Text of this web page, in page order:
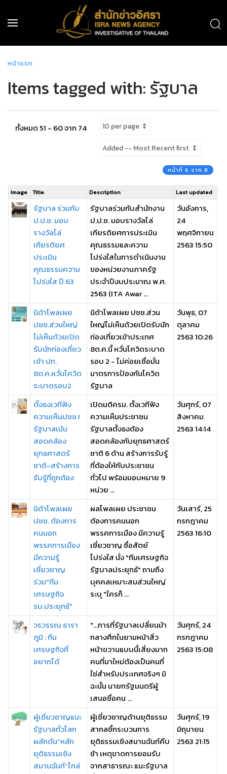
หน้าแรก
Items tagged with: รัฐบาล
ทั้งหมด 51 - 60 จาก 74
หน้าที่ 6 จาก 8
Image Title Description Last updated
รัฐบาล ร่วมกับ
ป.ป.ช. มอบ
รางวัลโล่
เกียรติยศ
ประเมิน
คุณธรรมความ
โปร่งใส ปี 63
รัฐบาลร่วมกับสำนักงาน
ป.ป.ช. มอบรางวัลโล่
เกียรติยศการประเมิน
คุณธรรมและความ
โปร่งใสในการดำเนินงาน
ของหน่วยงานภาครัฐ
ประจำปีงบประมาณ พ.ศ.
2563 (ITA Awar ...
วันอังคาร,
24
พฤศจิกายน
2563 15:50
นิด้าโพลเผย
ปชช.ส่วนใหญ่
ไม่เห็นด้วยเปิด
รับนักท่องเที่ยว
เข้า ปท.
8ต.ค.หวั่นโควิด
ระบาดรอบ2
นิด้าโพลเผย ปชช.ส่วน
ใหญ่ไม่เห็นด้วยเปิดรับนัก
ท่องเที่ยวเข้าประเทศ
8ต.ค.นี้ หวั่นโควิดระบาด
รอบ 2 - ไม่ค่อยเชื่อมั่น
มาตรการป้องกันโควิด
รัฐบาล
วันพุธ, 07
ตุลาคม
2563 10:26
ตั้งธงเวทีฟัง
ความเห็นปชช.!
รัฐบาลเน้น
สอดคล้อง
ยุทธศาสตร์
ชาติ-สร้างการ
รับรู้ที่ถูกต้อง
เปิดมติครม. ตั้งเวทีฟัง
ความเห็นประชาชน
รัฐบาลตั้งธงต้อง
สอดคล้องกับยุทธศาสตร์
ชาติ 6 ด้าน สร้างการรับรู้
ที่ต้องให้กับประชาชน
ทั่วไป พร้อมมอบหมาย 9
หน่วย ...
วันศุกร์, 07
สิงหาคม
2563 14:14
นิด้าโพลเผย
ปชช. ต้องการ
คนนอก
พรรคการเมือง
มีความรู้
เชี่ยวชาญ
ร่วม"ทีม
เศรษฐกิจ
รบ.ประยุทธ์"
ผลโพลเผย ประชาชน
ต้องการคนนอก
พรรคการเมือง มีความรู้
เชี่ยวชาญ ซื่อสัตย์
โปร่งใส นั่ง "ทีมเศรษฐกิจ
รัฐบาลประยุทธ์" ถามถึง
บุคคลเหมาะสมส่วนใหญ่
ระบุ "ใครก็ ...
วันเสาร์, 25
กรกฎาคม
2563 16:10
วรวรรณ ธารา
ภูมิ : ทีม
เศรษฐกิจที่
อยากได้
"...การที่รัฐบาลเปลี่ยนม้า
กลางศึกในยามหน้าสิ่ว
หน้าขวานแบบนี้เสี่ยงมาก
คนที่มาใหม่ต้องเป็นคนที่
ใช่สำหรับประเทศจริงๆ มิ
ฉะนั้น นายกรัฐมนตรีผู้
เสนอชื่อคน ...
วันศุกร์, 24
กรกฎาคม
2563 15:08
ผู้เชี่ยวชาญแนะ
รัฐบาลทั่วโลก
ผลักดัน“หลัก
ยุติธรรมเชิง
สมานฉันท์”ไกล่
ผู้เชี่ยวชาญด้านยุติธรรม
สากลชี้กระบวนการ
ยุติธรรมเชิงสมานฉันท์คืบ
ช้า เหตุขาดการยอมรับ
จากสาธารณะ แนะรัฐบาล
วันศุกร์, 19
มิถุนายน
2563 21:15